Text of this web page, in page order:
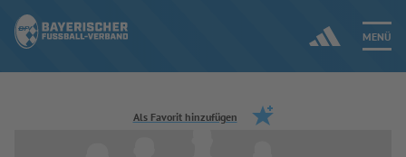
MENÜ
Jetzt einloggen
Als Favorit hinzufügen